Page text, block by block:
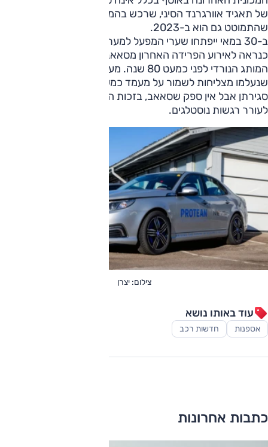
שהתמוטט גם הוא ב-2023.
ב-30 במאי ייפתחו שערי המפעל למעריצי המותג, במה שיהפוך
כנראה לאירוע הפרידה האחרון מסאאב במקום שבו התניעו את
המותג הנורדי לפני כמעט 80 שנה. מעט מאוד יצרניות רכב
שנעלמו מצליחות לשמור על מעמד כמעט מיתולוגי גם שנים אחרי
סגירתן אבל אין ספק שסאאב, בזכות היצירתיות שלה, תמשיך
לעורר רגשות נוסטלגים.
צילום: יצרן
עוד באותו נושא
אספנות חדשות רכב
כתבות אחרונות